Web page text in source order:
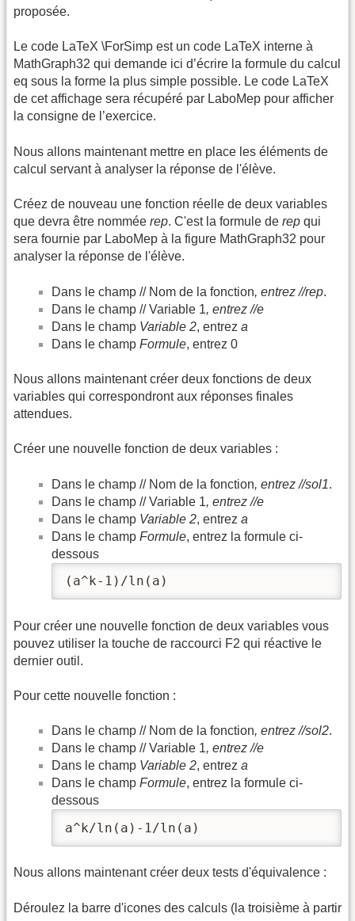
proposée.
Le code LaTeX \ForSimp est un code LaTeX interne à
MathGraph32 qui demande ici d’écrire la formule du calcul
eq sous la forme la plus simple possible. Le code LaTeX
de cet affichage sera récupéré par LaboMep pour afficher
la consigne de l’exercice.
Nous allons maintenant mettre en place les éléments de
calcul servant à analyser la réponse de l'élève.
Créez de nouveau une fonction réelle de deux variables
que devra être nommée rep. C'est la formule de rep qui
sera fournie par LaboMep à la figure MathGraph32 pour
analyser la réponse de l'élève.
Dans le champ // Nom de la fonction, entrez //rep.
Dans le champ // Variable 1, entrez //e
Dans le champ Variable 2, entrez a
Dans le champ Formule, entrez 0
Nous allons maintenant créer deux fonctions de deux
variables qui correspondront aux réponses finales
attendues.
Créer une nouvelle fonction de deux variables :
Dans le champ // Nom de la fonction, entrez //sol1.
Dans le champ // Variable 1, entrez //e
Dans le champ Variable 2, entrez a
Dans le champ Formule, entrez la formule ci-
dessous
(a^k-1)/ln(a)
Pour créer une nouvelle fonction de deux variables vous
pouvez utiliser la touche de raccourci F2 qui réactive le
dernier outil.
Pour cette nouvelle fonction :
Dans le champ // Nom de la fonction, entrez //sol2.
Dans le champ // Variable 1, entrez //e
Dans le champ Variable 2, entrez a
Dans le champ Formule, entrez la formule ci-
dessous
a^k/ln(a)-1/ln(a)
Nous allons maintenant créer deux tests d'équivalence :
Déroulez la barre d'icones des calculs (la troisième à partir